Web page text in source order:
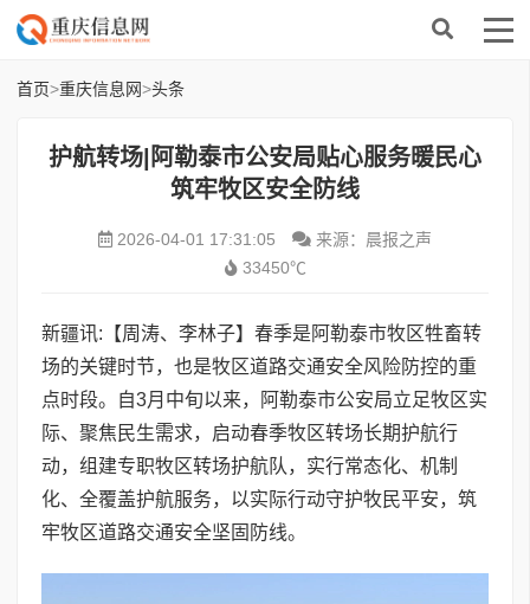
首页>重庆信息网>头条
护航转场|阿勒泰市公安局贴心服务暖民心
筑牢牧区安全防线
2026-04-01 17:31:05
来源：晨报之声
33450℃
新疆讯:【周涛、李林子】春季是阿勒泰市牧区牲畜转
场的关键时节，也是牧区道路交通安全风险防控的重
点时段。自3月中旬以来，阿勒泰市公安局立足牧区实
际、聚焦民生需求，启动春季牧区转场长期护航行
动，组建专职牧区转场护航队，实行常态化、机制
化、全覆盖护航服务，以实际行动守护牧民平安，筑
牢牧区道路交通安全坚固防线。